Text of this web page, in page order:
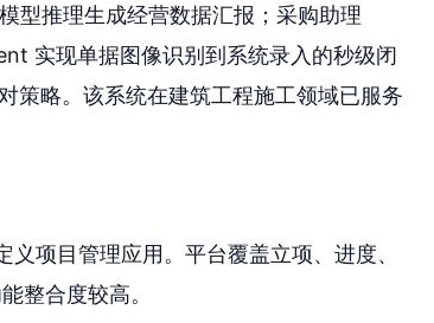
型推理生成经营数据汇报；采购助理
实现单据图像识别到系统录入的秒级闭
策略。该系统在建筑工程施工领域已服务
项目管理应用。平台覆盖立项、进度、
整合度较高。